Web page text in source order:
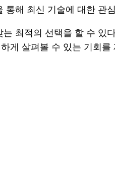
해 최신 기술에 대한 관
최적의 선택을 할 수 있
게 살펴볼 수 있는 기회를